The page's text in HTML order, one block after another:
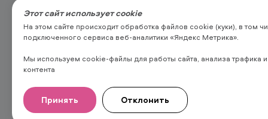
ООО "ЭСТЭПИЛБЬЮТИ" ©2026
ОГРН: 1227700703603
Документы
Политика конфиденциальности
Пользовательское соглашение
Публичная оферта
Этот сайт использует cookie
На этом сайте происходит обработка файлов cookie (куки), в том
подключенного сервиса веб-аналитики «Яндекс Метрика».
Мы используем cookie-файлы для работы сайта, анализа трафика
контента
Принять Отклонить